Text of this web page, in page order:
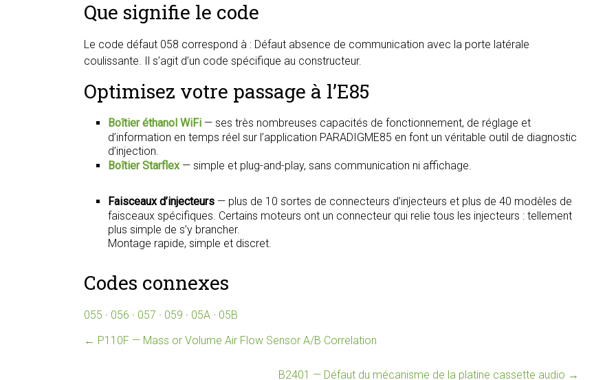
Que signifie le code
Le code défaut 058 correspond à : Défaut absence de communication avec la porte latérale
coulissante. Il s’agit d’un code spécifique au constructeur.
Optimisez votre passage à l’E85
Boîtier éthanol WiFi — ses très nombreuses capacités de fonctionnement, de réglage et
d’information en temps réel sur l’application PARADIGME85 en font un véritable outil de diagnostic
d’injection.
Boîtier Starflex— simple et plug-and-play, sans communication ni affichage.
Faisceaux d’injecteurs — plus de 10 sortes de connecteurs d’injecteurs et plus de 40 modèles de
faisceaux spécifiques. Certains moteurs ont un connecteur qui relie tous les injecteurs : tellement
plus simple de s’y brancher.
Montage rapide, simple et discret.
Codes connexes
055 · 056 · 057 · 059 · 05A · 05B
← P110F — Mass or Volume Air Flow Sensor A/B Correlation
B2401 — Défaut du mécanisme de la platine cassette audio →